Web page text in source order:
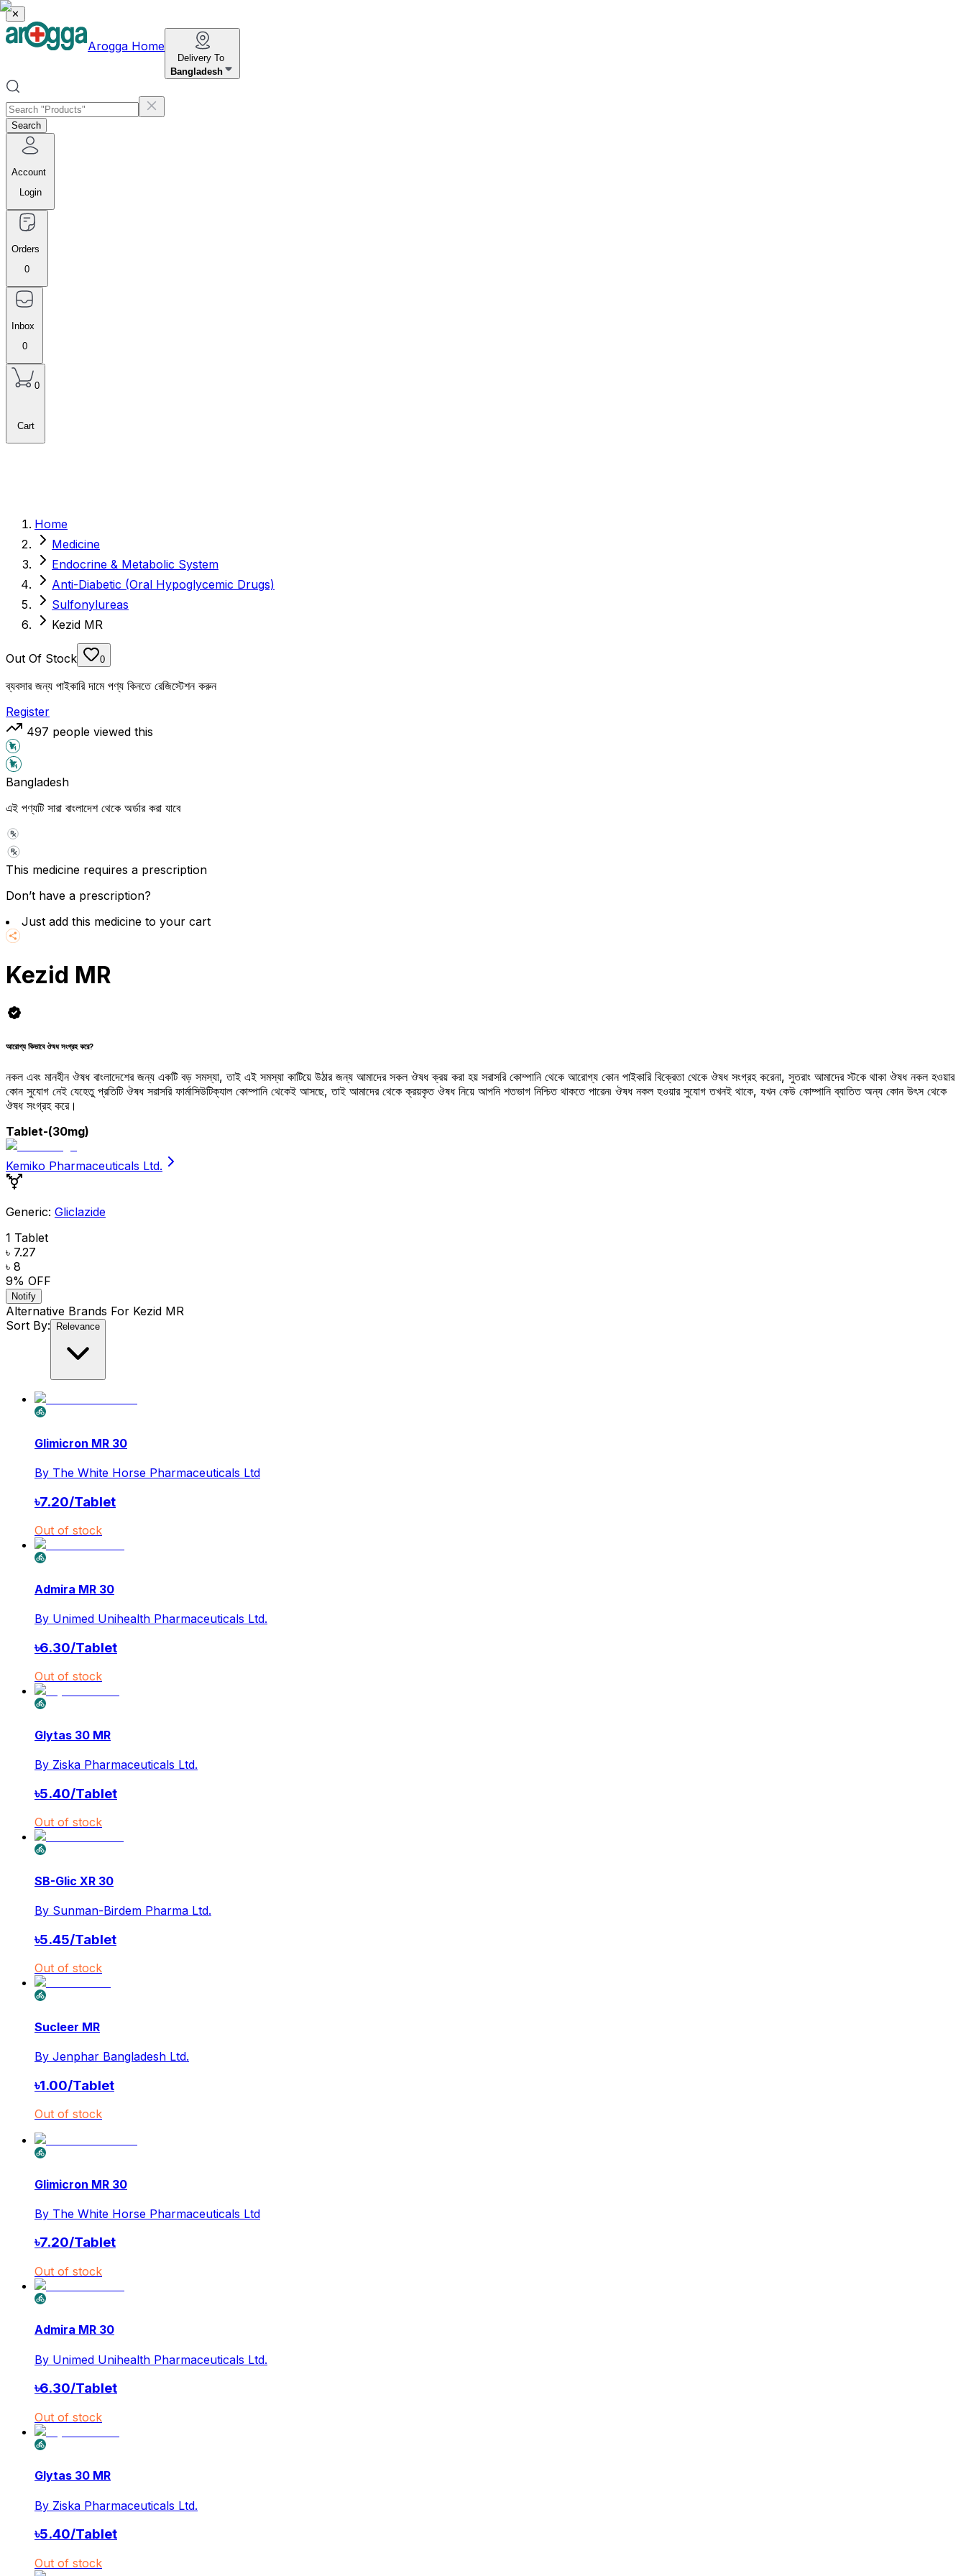
✕
Arogga Home
Delivery To
Bangladesh
Search
Account
Login
Orders
0
Inbox
0
0
Cart
Home
Medicine
Endocrine & Metabolic System
Anti-Diabetic (Oral Hypoglycemic Drugs)
Sulfonylureas
Kezid MR
Out Of Stock 0
ব্যবসার জন্য পাইকারি দামে পণ্য কিনতে রেজিস্টেশন করুন
Register
497 people viewed this
Bangladesh
এই পণ্যটি সারা বাংলাদেশ থেকে অর্ডার করা যাবে
This medicine requires a prescription
Don’t have a prescription?
Just add this medicine to your cart
Kezid MR
আরোগ্য কিভাবে ঔষধ সংগ্রহ করে?
নকল এবং মানহীন ঔষধ বাংলাদেশের জন্য একটি বড় সমস্যা, তাই এই সমস্যা কাটিয়ে উঠার জন্য আমাদের সকল ঔষধ ক্রয় করা হয় সরাসরি কোম্পানি থেকে আরোগ্য কোন পাইকারি বিক্রেতা থেকে ঔষধ সংগ্রহ করেনা, সুতরাং আমাদের স্টকে থাকা ঔষধ নকল হওয়ার
কোন সুযোগ নেই যেহেতু প্রতিটি ঔষধ সরাসরি ফার্মাসিউটিক্যাল কোম্পানি থেকেই আসছে, তাই আমাদের থেকে ক্রয়কৃত ঔষধ নিয়ে আপনি শতভাগ নিশ্চিত থাকতে পারেন৷ ঔষধ নকল হওয়ার সুযোগ তখনই থাকে, যখন কেউ কোম্পানি ব্যাতিত অন্য কোন উৎস থেকে
ঔষধ সংগ্রহ করে।
Tablet-(30mg)
Kemiko Pharmaceuticals Ltd.
Generic: Gliclazide
1 Tablet
৳ 7.27
৳ 8
9% OFF
Notify
Alternative Brands For Kezid MR
Sort By:
Relevance
Glimicron MR 30
By The White Horse Pharmaceuticals Ltd
৳7.20/Tablet
Out of stock
Admira MR 30
By Unimed Unihealth Pharmaceuticals Ltd.
৳6.30/Tablet
Out of stock
Glytas 30 MR
By Ziska Pharmaceuticals Ltd.
৳5.40/Tablet
Out of stock
SB-Glic XR 30
By Sunman-Birdem Pharma Ltd.
৳5.45/Tablet
Out of stock
Sucleer MR
By Jenphar Bangladesh Ltd.
৳1.00/Tablet
Out of stock
Glimicron MR 30
By The White Horse Pharmaceuticals Ltd
৳7.20/Tablet
Out of stock
Admira MR 30
By Unimed Unihealth Pharmaceuticals Ltd.
৳6.30/Tablet
Out of stock
Glytas 30 MR
By Ziska Pharmaceuticals Ltd.
৳5.40/Tablet
Out of stock